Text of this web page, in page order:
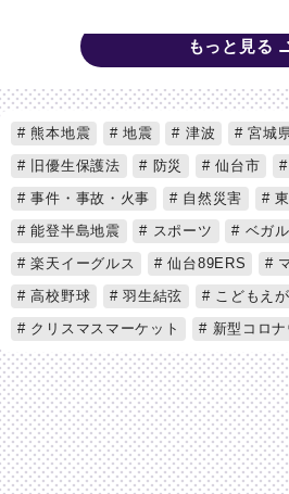
もっと見る
熊本地震 地震 津波 宮城
旧優生保護法
防災 仙台市
事件・事故・火事
自然災害 東
能登半島地震
スポーツ
ベガ
楽天イーグルス
仙台89ERS
高校野球
羽生結弦
こどもえ
クリスマスマーケット
新型コロナ